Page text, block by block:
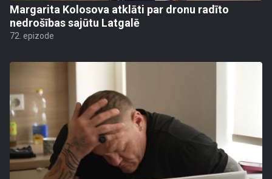
Margarita Kolosova atklāti par dronu radīto
nedrošības sajūtu Latgalē
72. epizode